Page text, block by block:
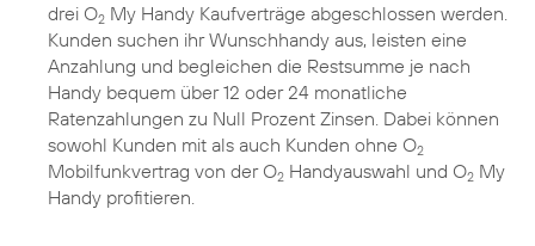
drei O2 My Handy Kaufverträge abgeschlossen werden.
Kunden suchen ihr Wunschhandy aus, leisten eine
Anzahlung und begleichen die Restsumme je nach
Handy bequem über 12 oder 24 monatliche
Ratenzahlungen zu Null Prozent Zinsen. Dabei können
sowohl Kunden mit als auch Kunden ohne O2
Mobilfunkvertrag von der O2 Handyauswahl und O2 My
Handy profitieren.